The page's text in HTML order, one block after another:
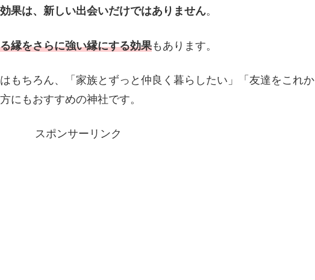
果は、新しい出会いだけではありません。
縁をさらに強い縁にする効果もあります。
もちろん、「家族とずっと仲良く暮らしたい」「友達をこれか
にもおすすめの神社です。
スポンサーリンク